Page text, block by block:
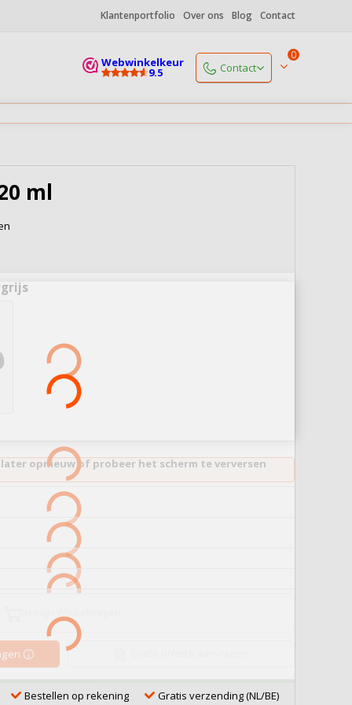
Klantenportfolio Over ons Blog Contact
Webwinkelkeur
9.5 Contact
Maandagopen vanaf 9.00 uur
0
ml
opnieuw of probeer het scherm te verversen
Bestellen op rekening Gratis verzending (NL/BE)